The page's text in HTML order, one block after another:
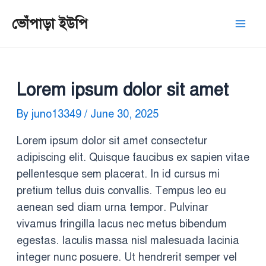
ভোঁপাড়া ইউপি
Lorem ipsum dolor sit amet
By juno13349 / June 30, 2025
Lorem ipsum dolor sit amet consectetur
adipiscing elit. Quisque faucibus ex sapien vitae
pellentesque sem placerat. In id cursus mi
pretium tellus duis convallis. Tempus leo eu
aenean sed diam urna tempor. Pulvinar
vivamus fringilla lacus nec metus bibendum
egestas. Iaculis massa nisl malesuada lacinia
integer nunc posuere. Ut hendrerit semper vel
navigation